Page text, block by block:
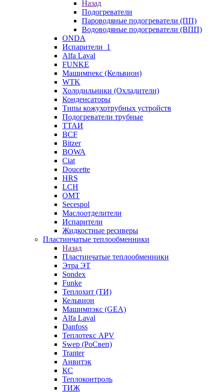
Назад
Подогреватели
Пароводяные подогреватели (ПП)
Водоводяные подогреватели (ВПП)
ONDA
Испарители_1
Alfa Laval
FUNKE
Машимпекс (Кельвион)
WTK
Холодильники (Охладители)
Конденсаторы
Типы кожухотрубных устройств
Подогреватели трубные
ТТАИ
BCF
Bitzer
BOWA
Ciat
Doucette
HRS
LCH
OMT
Secespol
Маслоотделители
Испарители
Жидкостные ресиверы
Пластинчатые теплообменники
Назад
Пластинчатые теплообменники
Этра ЭТ
Sondex
Funke
Теплохит (ТИ)
Кельвион
Машимпэкс (GEA)
Alfa Laval
Danfoss
Теплотекс APV
Swep (РоСвеп)
Tranter
Анвитэк
КС
Теплоконтроль
ТИЖ